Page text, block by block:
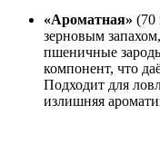
«Ароматная» (70
зерновым
пшеничные
компонент, что
Подходит для
излишняя